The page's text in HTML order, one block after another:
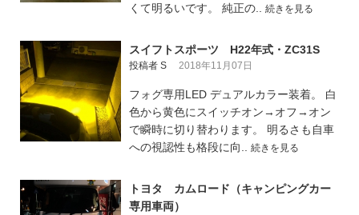
くて明るいです。 純正の.. 続きを見る
スイフトスポーツ H22年式・ZC31S
投稿者 S 2018年11月07日
フォグ専用LED デュアルカラー装着。 白
色から黄色にスイッチオン→オフ→オン
で瞬時に切り替わります。 明るさも自車
への視認性も格段に向.. 続きを見る
トヨタ カムロード（キャンピングカー
専用車両）